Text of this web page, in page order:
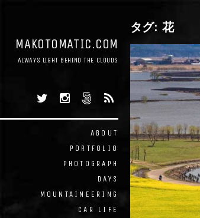
MAKOTOMATIC.COM
ALWAYS LIGHT BEHIND THE CLOUDS
ABOUT
PORTFOLIO
PHOTOGRAPH
DAYS
MOUNTAINEERING
CAR LIFE
タグ: 花